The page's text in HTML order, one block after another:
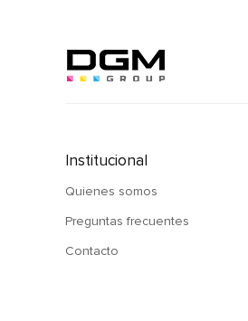
Institucional
Quienes somos
Preguntas frecuentes
Contacto